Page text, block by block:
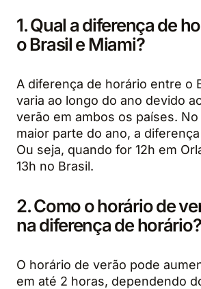
1. Qual a diferença de
o Brasil e Miami?
A diferença de horário entre o
varia ao longo do ano devido
verão em ambos os países.
maior parte do ano, a
Ou seja, quando for 12h em
13h no Brasil.
2. Como o horário de
na diferença de horário?
O horário de verão pode
em até 2 horas, dependendo